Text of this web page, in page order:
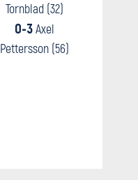
Tornblad (32)
0-3Axel
Pettersson (56)